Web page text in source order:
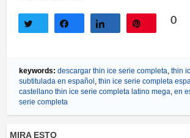
0
keywords: descargar thin ice serie completa, thin
subtitulada en español , thin ice serie completa
castellano thin ice serie completa latino mega, en
serie completa